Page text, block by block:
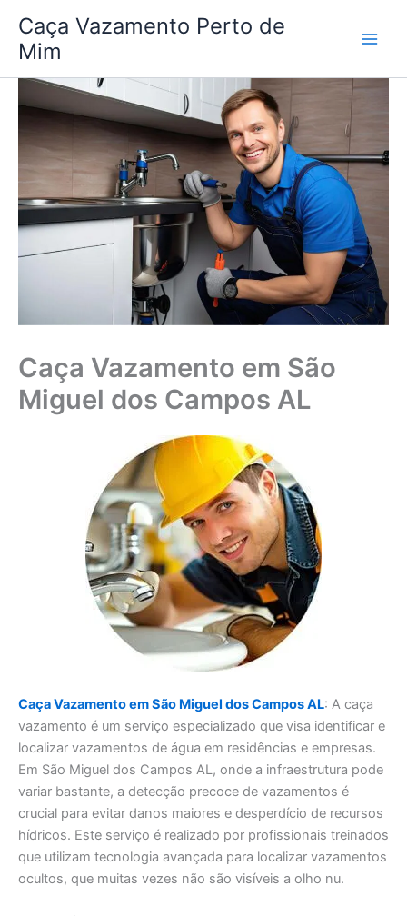
para
conteúdo
Caça Vazamento Perto de
Mim
Caça Vazamento em São
Miguel dos Campos AL
Caça Vazamento em São Miguel dos Campos AL: A caça
vazamento é um serviço especializado que visa identificar e
localizar vazamentos de água em residências e empresas.
Em São Miguel dos Campos AL, onde a infraestrutura pode
variar bastante, a detecção precoce de vazamentos é
crucial para evitar danos maiores e desperdício de recursos
hídricos. Este serviço é realizado por profissionais treinados
que utilizam tecnologia avançada para localizar vazamentos
ocultos, que muitas vezes não são visíveis a olho nu.